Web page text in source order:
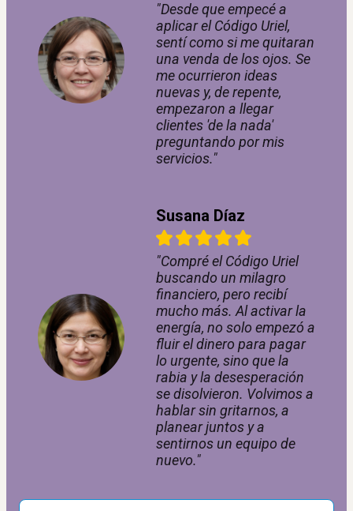
"Desde que empecé a
aplicar el Código Uriel,
sentí como si me quitaran
una venda de los ojos. Se
me ocurrieron ideas
nuevas y, de repente,
empezaron a llegar
clientes 'de la nada'
preguntando por mis
servicios."
Susana Díaz
"Compré el Código Uriel
buscando un milagro
financiero, pero recibí
mucho más. Al activar la
energía, no solo empezó a
fluir el dinero para pagar
lo urgente, sino que la
rabia y la desesperación
se disolvieron. Volvimos a
hablar sin gritarnos, a
planear juntos y a
sentirnos un equipo de
nuevo."